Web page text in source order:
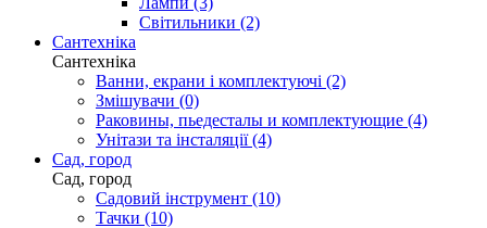
Світильники (2)
Сантехніка
Сантехніка
Ванни, екрани і комплектуючі (2)
Змішувачи (0)
Раковины, пьедесталы и комплектующие (4)
Унітази та інсталяції (4)
Сад, город
Сад, город
Садовий інструмент (10)
Тачки (10)